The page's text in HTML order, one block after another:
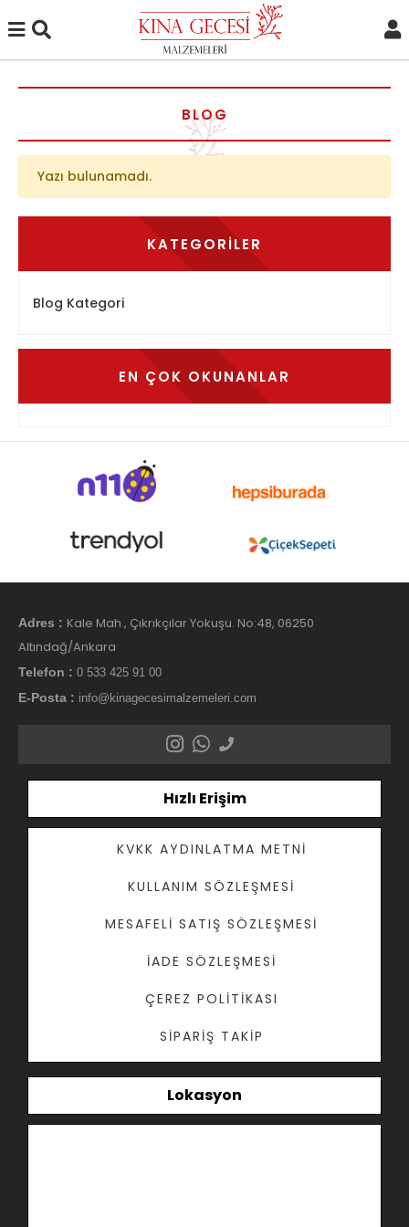
BLOG
Yazı bulunamadı.
KATEGORILER
Blog Kategori
EN ÇOK OKUNANLAR
Adres : Kale Mah., Çıkrıkçılar Yokuşu. No:48, 06250
Altındağ/Ankara
Telefon : 0 533 425 91 00
E-Posta : info@kinagecesimalzemeleri.com
Hızlı Erişim
KVKK AYDINLATMA METNI
KULLANIM SÖZLEŞMESI
MESAFELI SATIŞ SÖZLEŞMESI
İADE SÖZLEŞMESI
ÇEREZ POLITIKASI
SIPARIŞ TAKIP
Lokasyon